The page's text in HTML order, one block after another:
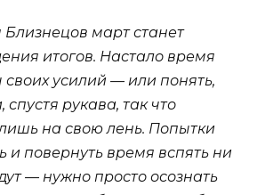
март станет
итогов. Настало время
усилий — или понять,
рукава, так что
на свою лень. Попытки
и повернуть время вспять ни
— нужно просто осознать